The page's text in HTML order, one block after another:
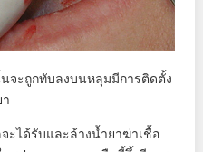
จะถูกทับลงบนหลุมมีการติดตั้ง
ะได้รับและล้างน้ำยาฆ่าเชื้อ